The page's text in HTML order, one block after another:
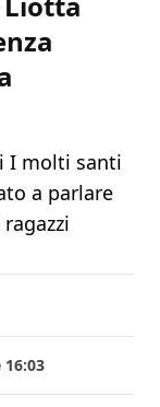
I molti santi
a parlare